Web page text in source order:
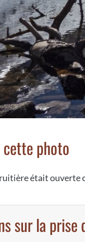
photo
était ouverte
sur la prise